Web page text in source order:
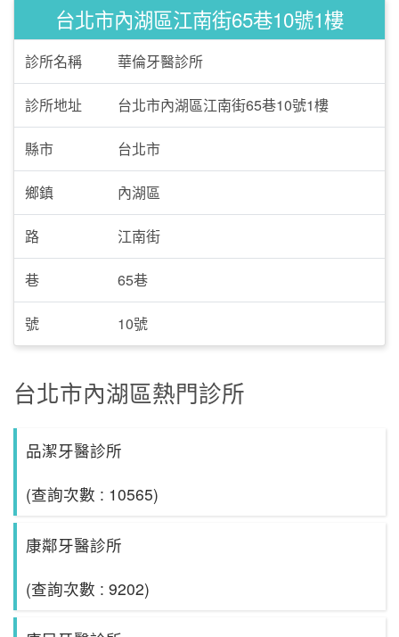
台北市內湖區江南街65巷10號1樓
診所名稱 華倫牙醫診所
診所地址 台北市內湖區江南街65巷10號1樓
縣市 台北市
鄉鎮 內湖區
路 江南街
巷 65巷
號 10號
台北市內湖區熱門診所
品潔牙醫診所
(查詢次數 : 10565)
康鄰牙醫診所
(查詢次數 : 9202)